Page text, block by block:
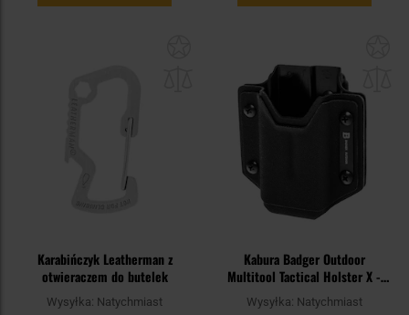
schowka
Karabińczyk Leatherman z
otwieraczem do butelek
Wysyłka: Natychmiast
Kabura Badger Outdoor
Multitool Tactical Holster X -
Black
Wysyłka: Natychmiast